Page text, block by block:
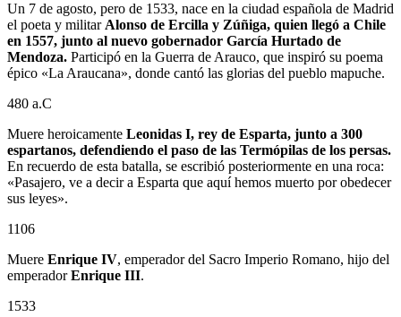
Un 7 de agosto, pero de 1533, nace en la ciudad española de Madrid
el poeta y militar Alonso de Ercilla y Zúñiga, quien llegó a Chile
en 1557, junto al nuevo gobernador García Hurtado de
Mendoza. Participó en la Guerra de Arauco, que inspiró su poema
épico «La Araucana», donde cantó las glorias del pueblo mapuche.
480 a.C
Muere heroicamente Leonidas I, rey de Esparta, junto a 300
espartanos, defendiendo el paso de las Termópilas de los persas.
En recuerdo de esta batalla, se escribió posteriormente en una roca:
«Pasajero, ve a decir a Esparta que aquí hemos muerto por obedecer
sus leyes».
1106
Muere Enrique IV, emperador del Sacro Imperio Romano, hijo del
emperadorEnrique III.
1533